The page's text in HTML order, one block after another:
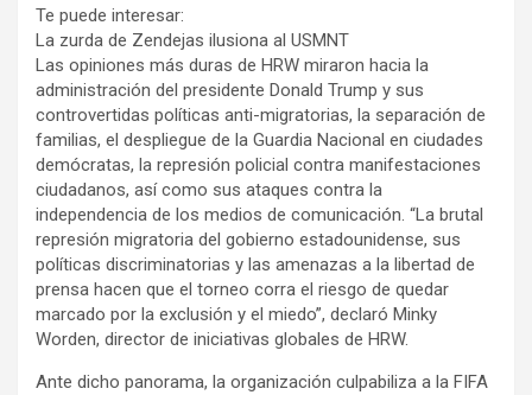
Te puede interesar:
La zurda de Zendejas ilusiona al USMNT
Las opiniones más duras de HRW miraron hacia la
administración del presidente Donald Trump y sus
controvertidas políticas anti-migratorias, la separación de
familias, el despliegue de la Guardia Nacional en ciudades
demócratas, la represión policial contra manifestaciones
ciudadanos, así como sus ataques contra la
independencia de los medios de comunicación. “La brutal
represión migratoria del gobierno estadounidense, sus
políticas discriminatorias y las amenazas a la libertad de
prensa hacen que el torneo corra el riesgo de quedar
marcado por la exclusión y el miedo”, declaró Minky
Worden, director de iniciativas globales de HRW.
Ante dicho panorama, la organización culpabiliza a la FIFA